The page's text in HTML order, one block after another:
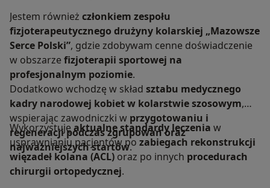
Jestem również członkiem zespołu
fizjoterapeutycznego drużyny kolarskiej „Mazowsze
Serce Polski”, gdzie zdobywam cenne doświadczenie
w obszarze fizjoterapii sportowej na
profesjonalnym poziomie.
Dodatkowo wchodzę w skład sztabu medycznego
kadry narodowej kobiet w kolarstwie szosowym,
wspierając zawodniczki w przygotowaniu i
regeneracji podczas zgrupowań oraz
najważniejszych startów.
Wykorzystujęaktualne standardy leczenia w
usprawnianiu pacjentów po zabiegach rekonstrukcji
więzadeł kolana (ACL) oraz po innych procedurach
chirurgii ortopedycznej.